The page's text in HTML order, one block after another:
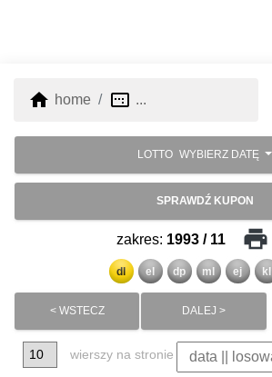
home home image_aspect_ratio ...
LOTTO WYBIERZ DATĘ
SPRAWDŹ KUPON
zakres: 1993 / 11 print
dl el dp ml ej kl
< WSTECZ DALEJ >
wierszy na stronie